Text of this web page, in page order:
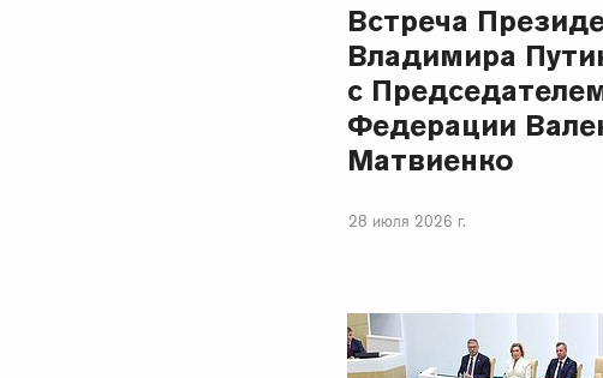
Встреча
Владимира
с
Федерации
Матвиенко
28 июля 2026 г.